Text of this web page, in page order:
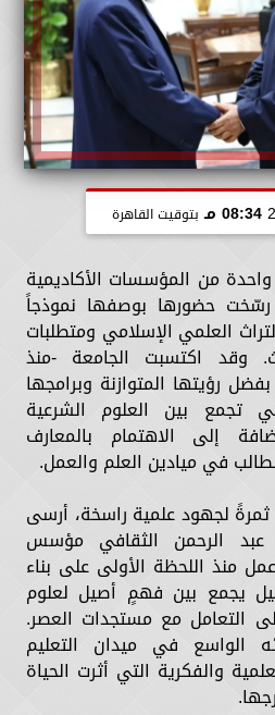
08:34 مـ بتوقيت القاهرة
من المؤسسات الأكاديمية
رسّخت حضورها بوصفها نموذجاً
العلمي الإسلامي ومتطلبات
وقد اكتسبت الجامعة -منذ
رؤيتها المتوازنة وبرامجها
تجمع بين العلوم الشرعية
إلى الاهتمام بالمعارف
في ميادين العلم والعمل.
لجهود علمية راسخة، أرسى
عبد الرحمن الثقافي مؤسس
منذ اللحظة الأولى على بناء
يجمع بين فهمٍ أصيل لعلوم
التعامل مع مستجدات العصر.
الواسع في ميدان التعليم
والفكرية التي أثرت الحياة